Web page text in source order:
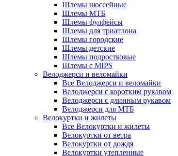
Шлемы шоссейные
Шлемы МТБ
Шлемы фулфейсы
Шлемы для триатлона
Шлемы городские
Шлемы детские
Шлемы подростковые
Шлемы с MIPS
Велоджерси и веломайки
Все Велоджерси и веломайки
Велоджерси с коротким рукавом
Велоджерси с длинным рукавом
Велоджерси для МТБ
Велокуртки и жилеты
Все Велокуртки и жилеты
Велокуртки от ветра
Велокуртки от дождя
Велокуртки утепленные